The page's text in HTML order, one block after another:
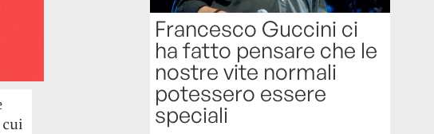
Francesco Guccini ci
ha fatto pensare che le
nostre vite normali
potessero essere
speciali